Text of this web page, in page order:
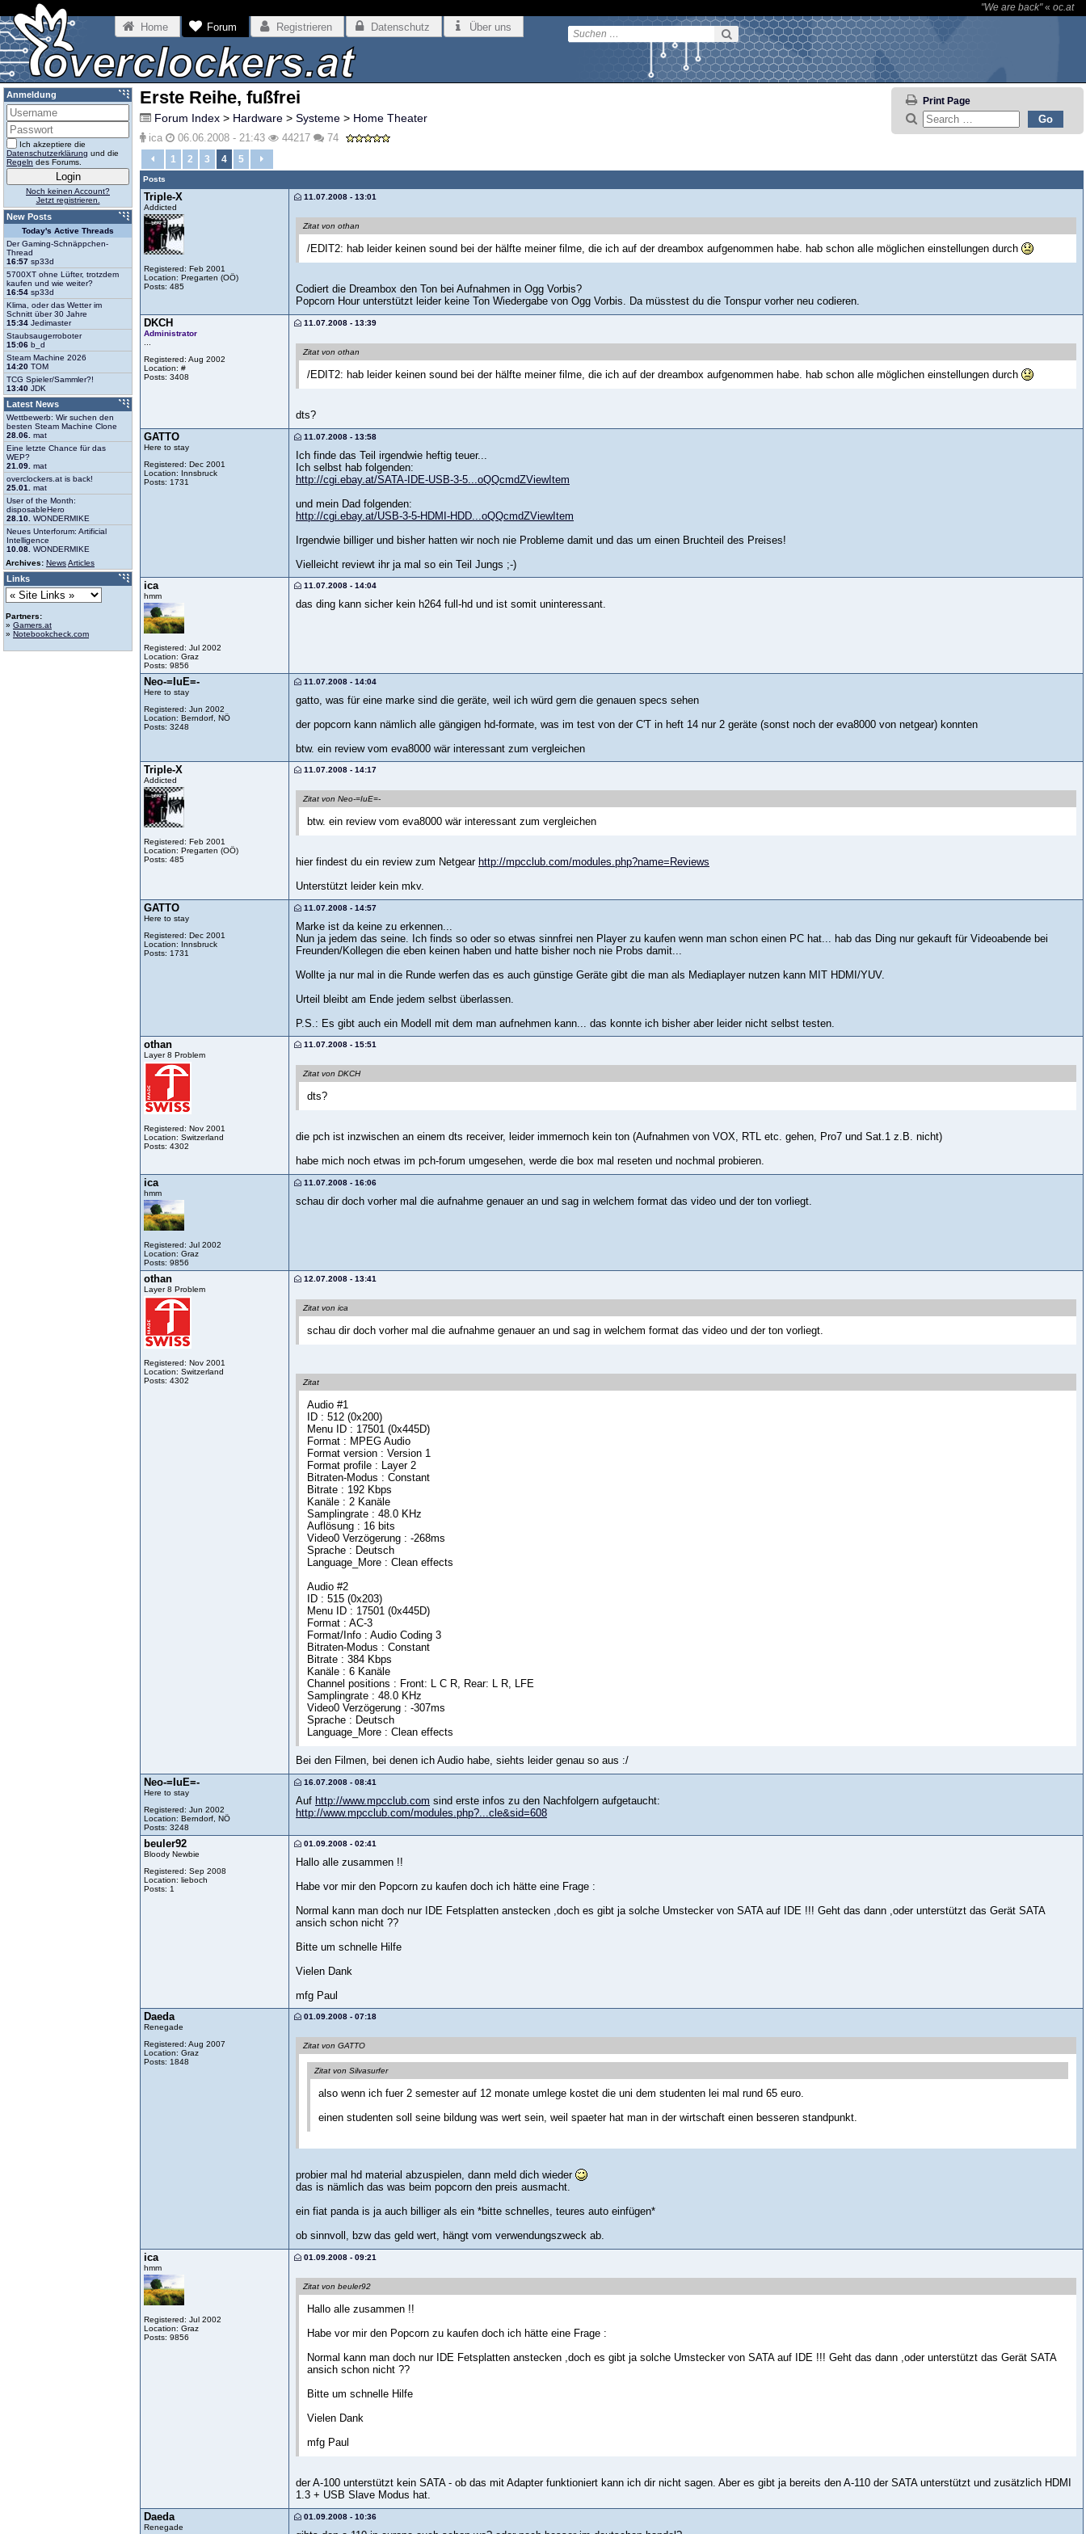
"We are back"« oc.at
Home Forum Registrieren Datenschutz Über uns
Erste Reihe, fußfrei Print Page
Forum Index > Hardware > Systeme > Home Theater
ica 06.06.2008 - 21:43 44217 74
1 2 3 4 5
Posts
Triple-X
Addicted
Registered: Feb 2001
Location: Pregarten (OÖ)
Posts: 485
11.07.2008 - 13:01
Zitat von othan
/EDIT2: hab leider keinen sound bei der hälfte meiner filme, die ich auf der dreambox aufgenommen habe. hab schon alle möglichen einstellungen durch
Codiert die Dreambox den Ton bei Aufnahmen in Ogg Vorbis?
Popcorn Hour unterstützt leider keine Ton Wiedergabe von Ogg Vorbis. Da müsstest du die Tonspur vorher neu codieren.
DKCH
Administrator
Registered: Aug 2002
Location: #
Posts: 3408
11.07.2008 - 13:39
Zitat von othan
/EDIT2: hab leider keinen sound bei der hälfte meiner filme, die ich auf der dreambox aufgenommen habe. hab schon alle möglichen einstellungen durch
dts?
GATTO
Here to stay
Registered: Dec 2001
Location: Innsbruck
Posts: 1731
11.07.2008 - 13:58
Ich finde das Teil irgendwie heftig teuer...
Ich selbst hab folgenden:
http://cgi.ebay.at/SATA-IDE-USB-3-5...oQQcmdZViewItem
und mein Dad folgenden:
http://cgi.ebay.at/USB-3-5-HDMI-HDD...oQQcmdZViewItem
Irgendwie billiger und bisher hatten wir noch nie Probleme damit und das um einen Bruchteil des Preises!
Vielleicht reviewt ihr ja mal so ein Teil Jungs ;-)
ica
hmm
Registered: Jul 2002
Location: Graz
Posts: 9856
11.07.2008 - 14:04
das ding kann sicher kein h264 full-hd und ist somit uninteressant.
Neo-=IuE=-
Here to stay
Registered: Jun 2002
Location: Berndorf, NÖ
Posts: 3248
11.07.2008 - 14:04
gatto, was für eine marke sind die geräte, weil ich würd gern die genauen specs sehen
der popcorn kann nämlich alle gängigen hd-formate, was im test von der C'T in heft 14 nur 2 geräte (sonst noch der eva8000 von netgear) konnten
btw. ein review vom eva8000 wär interessant zum vergleichen
Triple-X
Addicted
Registered: Feb 2001
Location: Pregarten (OÖ)
Posts: 485
11.07.2008 - 14:17
Zitat von Neo-=IuE=-
btw. ein review vom eva8000 wär interessant zum vergleichen
hier findest du ein review zum Netgear http://mpcclub.com/modules.php?name=Reviews
Unterstützt leider kein mkv.
GATTO
Here to stay
Registered: Dec 2001
Location: Innsbruck
Posts: 1731
11.07.2008 - 14:57
Marke ist da keine zu erkennen...
Nun ja jedem das seine. Ich finds so oder so etwas sinnfrei nen Player zu kaufen wenn man schon einen PC hat... hab das Ding nur gekauft für Videoabende bei
Freunden/Kollegen die eben keinen haben und hatte bisher noch nie Probs damit...
Wollte ja nur mal in die Runde werfen das es auch günstige Geräte gibt die man als Mediaplayer nutzen kann MIT HDMI/YUV.
Urteil bleibt am Ende jedem selbst überlassen.
P.S.: Es gibt auch ein Modell mit dem man aufnehmen kann... das konnte ich bisher aber leider nicht selbst testen.
othan
Layer 8 Problem
Registered: Nov 2001
Location: Switzerland
Posts: 4302
11.07.2008 - 15:51
Zitat von DKCH
dts?
die pch ist inzwischen an einem dts receiver, leider immernoch kein ton (Aufnahmen von VOX, RTL etc. gehen, Pro7 und Sat.1 z.B. nicht)
habe mich noch etwas im pch-forum umgesehen, werde die box mal reseten und nochmal probieren.
ica
hmm
Registered: Jul 2002
Location: Graz
Posts: 9856
11.07.2008 - 16:06
schau dir doch vorher mal die aufnahme genauer an und sag in welchem format das video und der ton vorliegt.
othan
Layer 8 Problem
Registered: Nov 2001
Location: Switzerland
Posts: 4302
12.07.2008 - 13:41
Zitat von ica
schau dir doch vorher mal die aufnahme genauer an und sag in welchem format das video und der ton vorliegt.
Zitat
Audio #1
ID : 512 (0x200)
Menu ID : 17501 (0x445D)
Format : MPEG Audio
Format version : Version 1
Format profile : Layer 2
Bitraten-Modus : Constant
Bitrate : 192 Kbps
Kanäle : 2 Kanäle
Samplingrate : 48.0 KHz
Auflösung : 16 bits
Video0 Verzögerung : -268ms
Sprache : Deutsch
Language_More : Clean effects
Audio #2
ID : 515 (0x203)
Menu ID : 17501 (0x445D)
Format : AC-3
Format/Info : Audio Coding 3
Bitraten-Modus : Constant
Bitrate : 384 Kbps
Kanäle : 6 Kanäle
Channel positions : Front: L C R, Rear: L R, LFE
Samplingrate : 48.0 KHz
Video0 Verzögerung : -307ms
Sprache : Deutsch
Language_More : Clean effects
Bei den Filmen, bei denen ich Audio habe, siehts leider genau so aus :/
Neo-=IuE=-
Here to stay
Registered: Jun 2002
Location: Berndorf, NÖ
Posts: 3248
16.07.2008 - 08:41
Auf http://www.mpcclub.com sind erste infos zu den Nachfolgern aufgetaucht:
http://www.mpcclub.com/modules.php?...cle&sid=608
beuler92
Bloody Newbie
Registered: Sep 2008
Location: lieboch
Posts: 1
01.09.2008 - 02:41
Hallo alle zusammen !!
Habe vor mir den Popcorn zu kaufen doch ich hätte eine Frage :
Normal kann man doch nur IDE Fetsplatten anstecken ,doch es gibt ja solche Umstecker von SATA auf IDE !!! Geht das dann ,oder unterstützt das Gerät SATA
ansich schon nicht ??
Bitte um schnelle Hilfe
Vielen Dank
mfg Paul
Daeda
Renegade
Registered: Aug 2007
Location: Graz
Posts: 1848
01.09.2008 - 07:18
Zitat von GATTO
Zitat von Silvasurfer
also wenn ich fuer 2 semester auf 12 monate umlege kostet die uni dem studenten lei mal rund 65 euro.
einen studenten soll seine bildung was wert sein, weil spaeter hat man in der wirtschaft einen besseren standpunkt.
probier mal hd material abzuspielen, dann meld dich wieder
das is nämlich das was beim popcorn den preis ausmacht.
ein fiat panda is ja auch billiger als ein *bitte schnelles, teures auto einfügen*
ob sinnvoll, bzw das geld wert, hängt vom verwendungszweck ab.
ica
hmm
Registered: Jul 2002
Location: Graz
Posts: 9856
01.09.2008 - 09:21
Zitat von beuler92
Hallo alle zusammen !!
Habe vor mir den Popcorn zu kaufen doch ich hätte eine Frage :
Normal kann man doch nur IDE Fetsplatten anstecken ,doch es gibt ja solche Umstecker von SATA auf IDE !!! Geht das dann ,oder unterstützt das Gerät SATA
ansich schon nicht ??
Bitte um schnelle Hilfe
Vielen Dank
mfg Paul
der A-100 unterstützt kein SATA - ob das mit Adapter funktioniert kann ich dir nicht sagen. Aber es gibt ja bereits den A-110 der SATA unterstützt und zusätzlich HDMI
1.3 + USB Slave Modus hat.
Daeda
Renegade
01.09.2008 - 10:36
Anmeldung
Ich akzeptiere die
Datenschutzerklärung und die
Regeln des Forums.
Noch keinen Account?
Jetzt registrieren.
New Posts
Today's Active Threads
Der Gaming-Schnäppchen-
Thread
16:57 sp33d
5700XT ohne Lüfter, trotzdem
kaufen und wie weiter?
16:54 sp33d
Klima, oder das Wetter im
Schnitt über 30 Jahre
15:34 Jedimaster
Staubsaugerroboter
15:06 b_d
Steam Machine 2026
14:20 TOM
TCG Spieler/Sammler?!
13:40 JDK
Latest News
Wettbewerb: Wir suchen den
besten Steam Machine Clone
28.06. mat
Eine letzte Chance für das
WEP?
21.09. mat
overclockers.at is back!
25.01.
mat
User of the Month:
disposableHero
28.10. WONDERMIKE
Neues Unterforum: Artificial
Intelligence
10.08. WONDERMIKE
Archives: NewsArticles
Links
Partners:
» Gamers.at
» Notebookcheck.com